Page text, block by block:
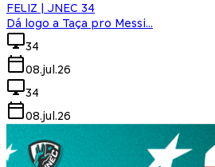
FELIZ | JNEC 34
Dá logo a Taça pro Messi...
34
08.jul.26
34
08.jul.26